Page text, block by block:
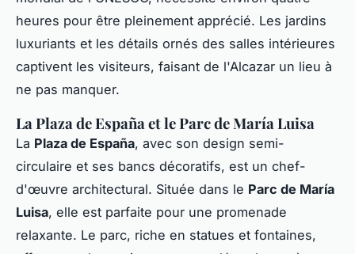
heures pour être pleinement apprécié. Les jardins
luxuriants et les détails ornés des salles intérieures
captivent les visiteurs, faisant de l'Alcazar un lieu à
ne pas manquer.
La Plaza de España et le Parc de María Luisa
La Plaza de España, avec son design semi-
circulaire et ses bancs décoratifs, est un chef-
d'œuvre architectural. Située dans le Parc de María
Luisa, elle est parfaite pour une promenade
relaxante. Le parc, riche en statues et fontaines,